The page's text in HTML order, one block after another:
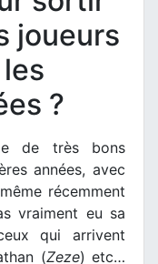
joueurs
?
de très bons
années, avec
récemment
vraiment eu sa
qui arrivent
(Zeze) etc…